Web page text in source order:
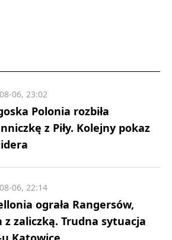
Polonia rozbiła
z Piły. Kolejny pokaz
06, 23:02
ograła Rangersów,
z zaliczką. Trudna sytuacja
06, 22:14